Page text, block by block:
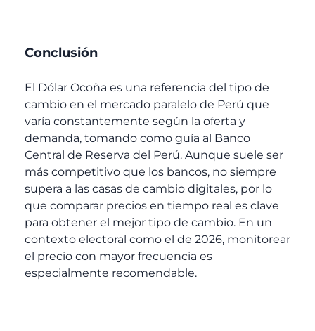
Conclusión
El Dólar Ocoña es una referencia del tipo de
cambio en el mercado paralelo de Perú que
varía constantemente según la oferta y
demanda, tomando como guía al Banco
Central de Reserva del Perú. Aunque suele ser
más competitivo que los bancos, no siempre
supera a las casas de cambio digitales, por lo
que comparar precios en tiempo real es clave
para obtener el mejor tipo de cambio. En un
contexto electoral como el de 2026, monitorear
el precio con mayor frecuencia es
especialmente recomendable.